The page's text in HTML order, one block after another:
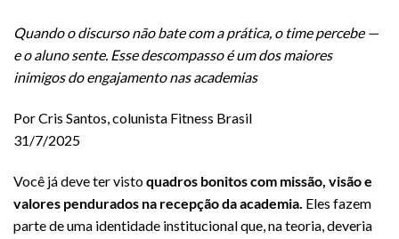
Quando o discurso não bate com a prática, o time percebe —
e o aluno sente. Esse descompasso é um dos maiores
inimigos do engajamento nas academias
Por Cris Santos, colunista Fitness Brasil
31/7/2025
Você já deve ter vistoquadros bonitos com missão, visão e
valores pendurados na recepção da academia. Eles fazem
parte de uma identidade institucional que, na teoria, deveria